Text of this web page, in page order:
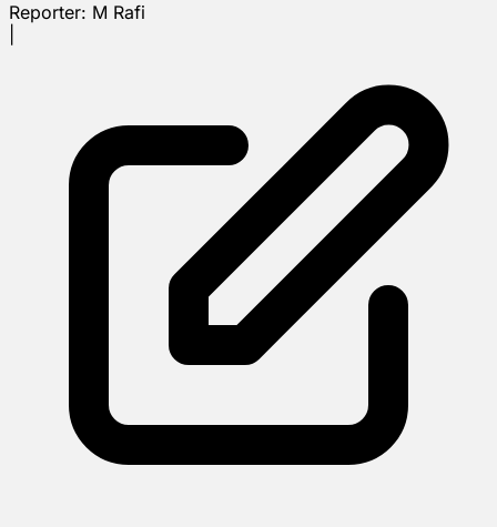
Reporter: M Rafi